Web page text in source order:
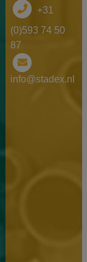
+31
(0)593 74 50
87
info@stadex.nl